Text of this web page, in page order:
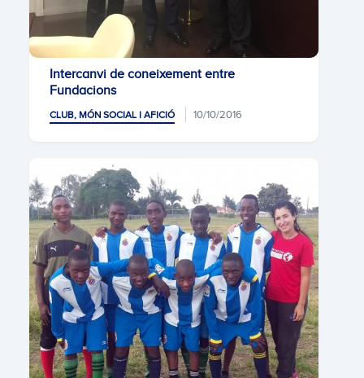
Intercanvi de coneixement entre
Fundacions
CLUB, MÓN SOCIAL I AFICIÓ 10/10/2016